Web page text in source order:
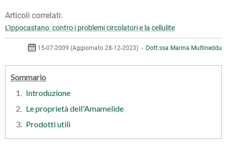
Articoli correlati:
L'Ippocastano: contro i problemi circolatori e la cellulite
15-07-2009 (Aggiornato 28-12-2023) - Dott.ssa Marina Multineddu
Sommario
Introduzione
Le proprietà dell'Amamelide
Prodotti utili